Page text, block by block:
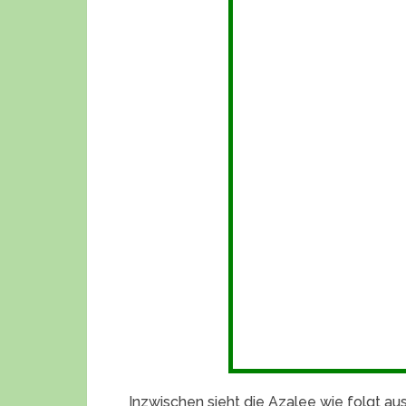
Inzwischen sieht die Azalee wie folgt